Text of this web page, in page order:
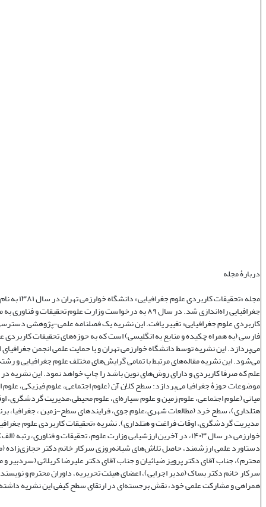
دربارۀ مجله
مجله «تحقیقات کاربردی
جغرافیایی راه‌اندازی شد. در سال ۸۹ به درخواست وزارت علوم تحقیقات و
کاربردی علوم جغرافیایی» تغییر یافت. این نشریه یک فصلنامه علمی‌-پژوهشی
فارسی (به همراه چکیده و منابع به انگلیسی) است که به حوزه‌های تحقیقات کاربردی
می‌پردازد. این نشریه توسط دانشگاه خوارزمی تهران و با حمایت علمی انجمن جغرافیای
می‌شود. این نشریه مقاله‌های مرتبط با تمامی گرایش‌های مختلف علوم جغرافیایی و
علم که صرفا کاربردی و دارای روش‌های نوین باشد را چاپ خواهد نمود. این نشریه
موضوعات حوزۀ جغرافیا می‌پردازد: سطح کلان آن (علوم اجتماعی، علوم فیزیکی،
میانی (علوم اجتماعی، علوم زمین و علوم سیاره‌ای، علوم محیطی،مدیریت گردشگری،
هتلداری)، سطح خرد (مطالعات شهری،علوم جوی، فرایندهای سطح-زمین ، جغرافیا،
مدیریت گردشگری، اوقات فراغت و هتلداری). نشریه «تحقیقات کاربردی علوم
خوارزمی در سال ۱۴۰۳، در آخرین ارزشیابی وزارت علوم، تحقیقات و فناوری،
دستاورد علمی ارزشمند، حاصل تلاش‌های شبانه‌روزی سرکار خانم دکتر حجازی‌زاده
محترم)، جناب آقای دکتر پرویز ضیائیان و جناب آقای دکتر علیرضا کربلائی (سردبیر
سرکار خانم دکتر بساک (مدیر اجرایی)، اعضای هیئت تحریریه، داوران محترم و
همراهی و مشارکت علمی خود، نقش برجسته‌ای در ارتقای سطح کیفی این نشریه